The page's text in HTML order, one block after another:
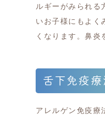
ルギーがみられる
いお子様にもよく
くなります。鼻炎
舌下免疫療
アレルゲン免疫療